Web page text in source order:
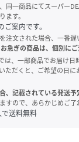
同一商品にてスーパー
ます。
案内です。
注文された場合、一番遅
お急ぎの商品は、個別にご
、一部商品でお届け日
ただくと、ご希望の日
、記載されている発送予
すので、あらかじめご了
送料無料